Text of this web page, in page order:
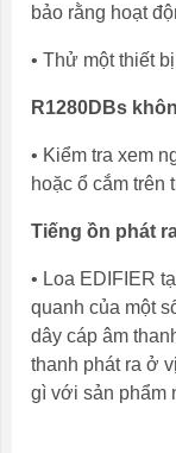
bảo rằng hoạt
• Thử một thiết
R1280DBs
• Kiểm tra xem
hoặc ổ cắm
Tiếng ồn phát
• Loa EDIFIER
quanh của một
dây cáp âm
thanh phát ra ở
gì với sản phẩm